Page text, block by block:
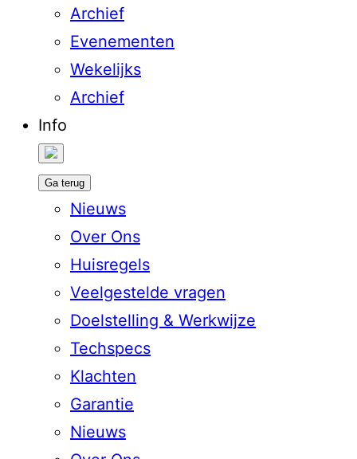
Archief
Evenementen
Wekelijks
Archief
Info
Ga terug
Nieuws
Over Ons
Huisregels
Veelgestelde vragen
Doelstelling & Werkwijze
Techspecs
Klachten
Garantie
Nieuws